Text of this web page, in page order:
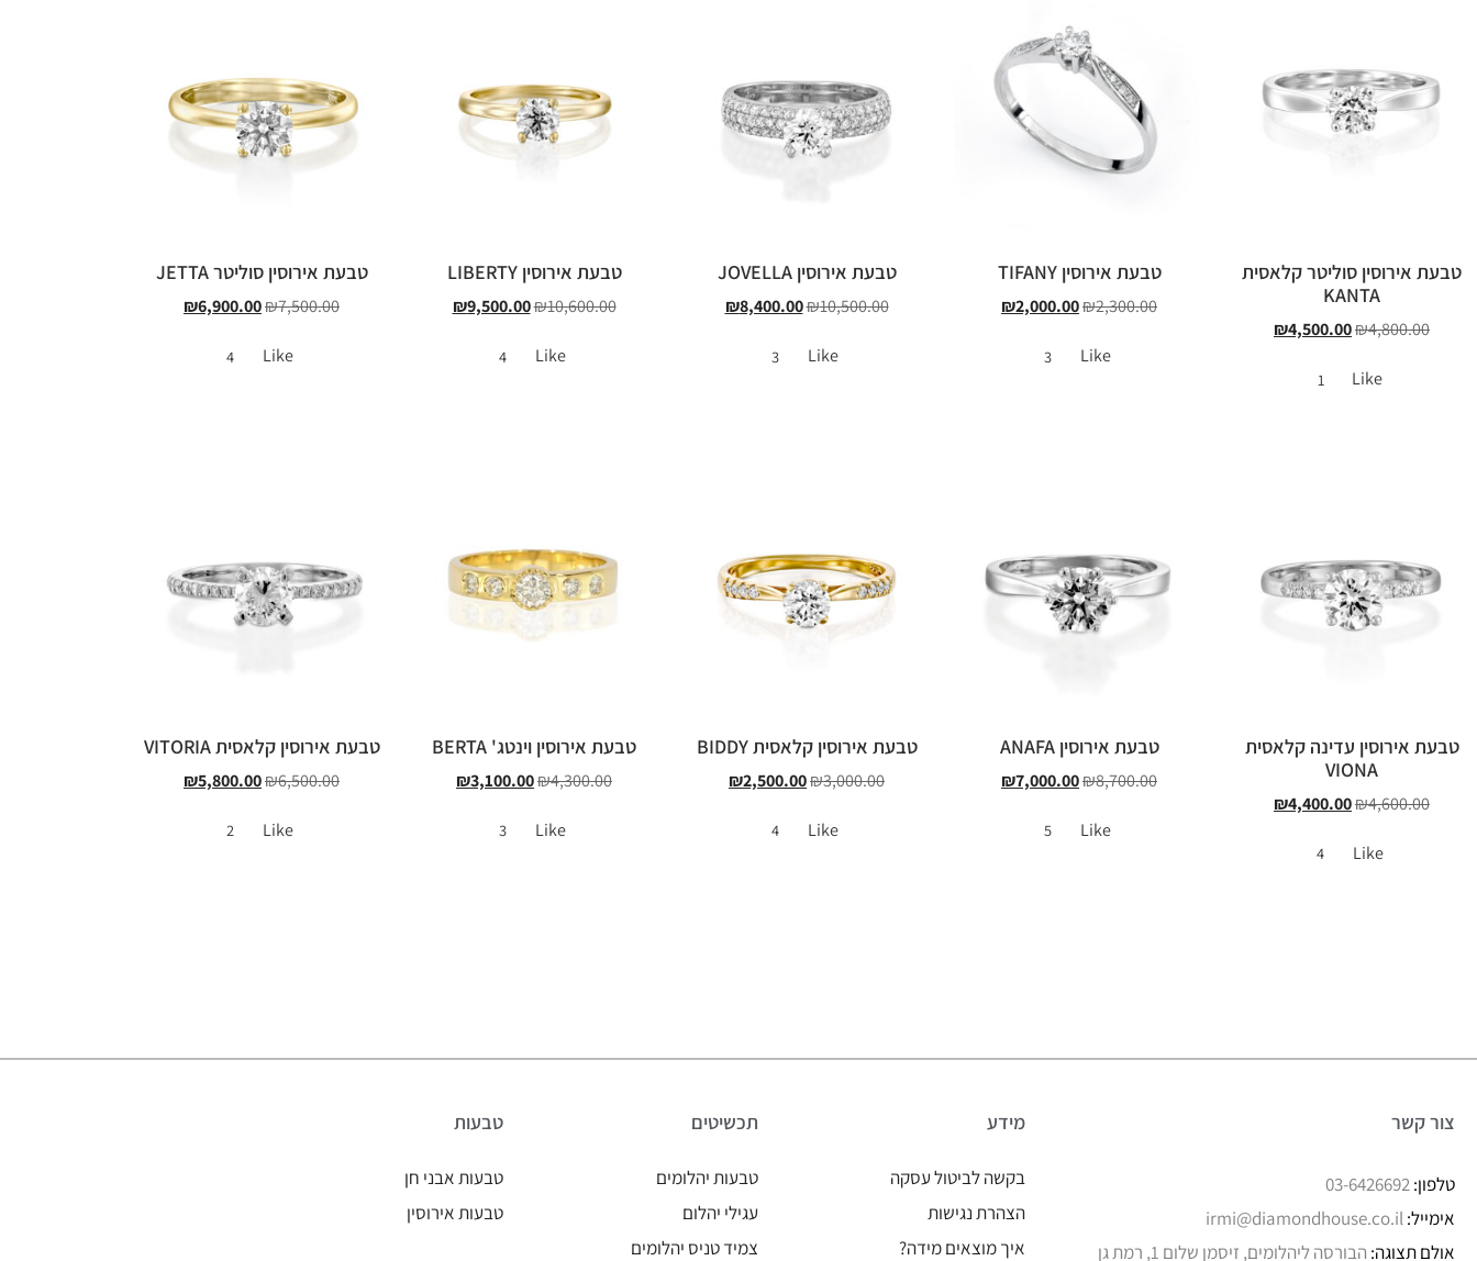
טבעת אירוסין סוליטר קלאסית
KANTA
₪4,800.00
₪4,500.00
Like
1
טבעת אירוסין TIFANY
₪2,300.00
₪2,000.00
Like
3
טבעת אירוסין JOVELLA
₪10,500.00
₪8,400.00
Like
3
טבעת אירוסין LIBERTY
₪10,600.00
₪9,500.00
Like
4
טבעת אירוסין סוליטר JETTA
₪7,500.00
₪6,900.00
Like
4
טבעת אירוסין עדינה קלאסית
VIONA
₪4,600.00
₪4,400.00
Like
4
טבעת אירוסין ANAFA
₪8,700.00
₪7,000.00
Like
5
טבעת אירוסין קלאסית BIDDY
₪3,000.00
₪2,500.00
Like
4
טבעת אירוסין וינטג' BERTA
₪4,300.00
₪3,100.00
Like
3
טבעת אירוסין קלאסית VITORIA
₪6,500.00
₪5,800.00
Like
2
צור קשר
טלפון:03-6426692
אימייל:irmi@diamondhouse.co.il
אולם תצוגה: הבורסה ליהלומים, זיסמן שלום 1, רמת גן
מידע
בקשה לביטול עסקה
הצהרת נגישות
איך מוצאים מידה?
תכשיטים
טבעות יהלומים
עגילי יהלום
צמיד טניס יהלומים
טבעות
טבעות אבני חן
טבעות אירוסין